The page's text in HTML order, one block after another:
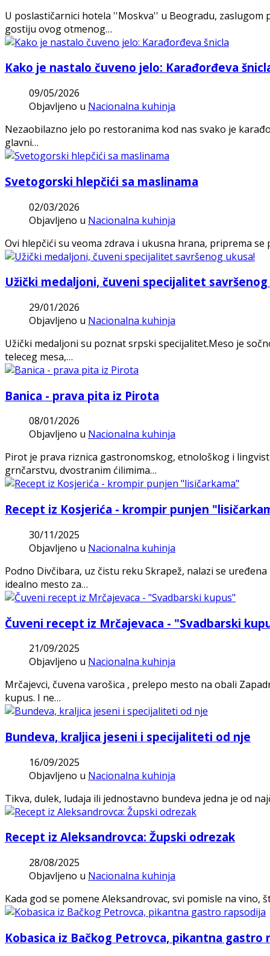
U poslastičarnici hotela ''Moskva'' u Beogradu,
gostiju ovog otmenog…
Kako je nastalo čuveno jelo: Karađorđeva
09/05/2026
Objavljeno u Nacionalna kuhinja
Nezaobilazno jelo po restoranima kod nas svako je
glavni…
Svetogorski hlepčići sa maslinama
02/03/2026
Objavljeno u Nacionalna kuhinja
Ovi hlepčići su veoma zdrava i ukusna hrana, priprema
Užički medaljoni, čuveni specijalitet savršenog
29/01/2026
Objavljeno u Nacionalna kuhinja
Užički medaljoni su poznat srpski specijalitet.Meso je
teleceg mesa,…
Banica - prava pita iz Pirota
08/01/2026
Objavljeno u Nacionalna kuhinja
Pirot je prava riznica gastronomskog, etnološkog i
grnčarstvu, dvostranim ćilimima…
Recept iz Kosjerića - krompir punjen
30/11/2025
Objavljeno u Nacionalna kuhinja
Podno Divčibara, uz čistu reku Skrapež, nalazi se
idealno mesto za…
Čuveni recept iz Mrčajevaca - "Svadbarski
21/09/2025
Objavljeno u Nacionalna kuhinja
Mrčajevci, čuvena varošica , prelepo mesto na obali
kupus. I ne…
Bundeva, kraljica jeseni i specijaliteti od nje
16/09/2025
Objavljeno u Nacionalna kuhinja
Tikva, dulek, ludaja ili jednostavno bundeva jedna je od
Recept iz Aleksandrovca: Župski odrezak
28/08/2025
Objavljeno u Nacionalna kuhinja
Kada god se pomene Aleksandrovac, svi pomisle na
Kobasica iz Bačkog Petrovca, pikantna gastro